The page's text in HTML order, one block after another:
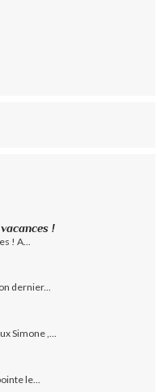
!
! A...
dernier...
Simone ,...
le...